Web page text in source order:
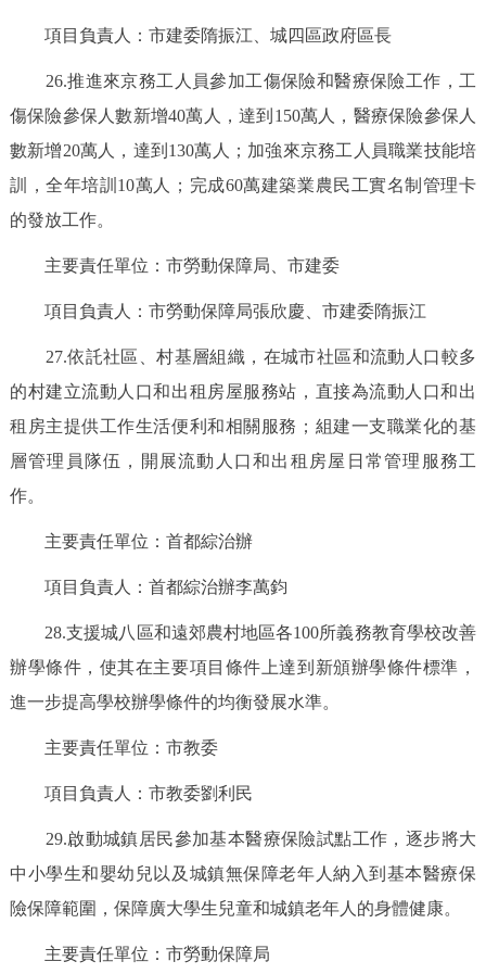
項目負責人：市建委隋振江、城四區政府區長
26.推進來京務工人員參加工傷保險和醫療保險工作，工
傷保險參保人數新增40萬人，達到150萬人，醫療保險參保人
數新增20萬人，達到130萬人；加強來京務工人員職業技能培
訓，全年培訓10萬人；完成60萬建築業農民工實名制管理卡
的發放工作。
主要責任單位：市勞動保障局、市建委
項目負責人：市勞動保障局張欣慶、市建委隋振江
27.依託社區、村基層組織，在城市社區和流動人口較多
的村建立流動人口和出租房屋服務站，直接為流動人口和出
租房主提供工作生活便利和相關服務；組建一支職業化的基
層管理員隊伍，開展流動人口和出租房屋日常管理服務工
作。
主要責任單位：首都綜治辦
項目負責人：首都綜治辦李萬鈞
28.支援城八區和遠郊農村地區各100所義務教育學校改善
辦學條件，使其在主要項目條件上達到新頒辦學條件標準，
進一步提高學校辦學條件的均衡發展水準。
主要責任單位：市教委
項目負責人：市教委劉利民
29.啟動城鎮居民參加基本醫療保險試點工作，逐步將大
中小學生和嬰幼兒以及城鎮無保障老年人納入到基本醫療保
險保障範圍，保障廣大學生兒童和城鎮老年人的身體健康。
主要責任單位：市勞動保障局